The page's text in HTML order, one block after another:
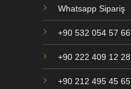
Whatsapp Sipariş
+90 532 054 57 66
+90 222 409 12 28
+90 212 495 45 65